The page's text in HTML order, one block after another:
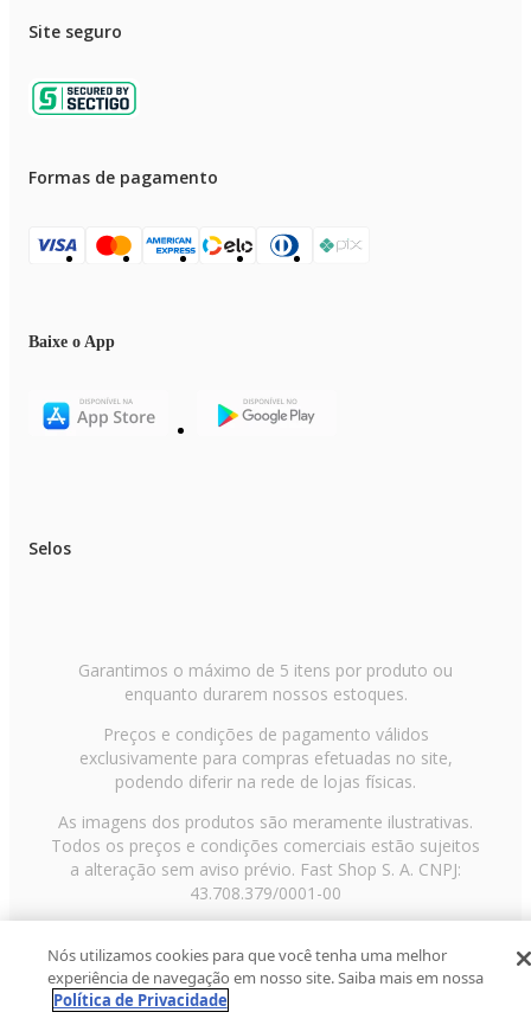
Site seguro
Formas de pagamento
Baixe o App
Selos
Garantimos o máximo de 5 itens por produto ou
enquanto durarem nossos estoques.
Preços e condições de pagamento válidos
exclusivamente para compras efetuadas no site,
podendo diferir na rede de lojas físicas.
As imagens dos produtos são meramente ilustrativas.
Todos os preços e condições comerciais estão sujeitos
a alteração sem aviso prévio. Fast Shop S. A. CNPJ:
43.708.379/0001-00
Paulo/SP, CEP 02029-001, Telefone: 11 3003-3728 ©
2013 Fast Shop - Todos os direitos reservadosRF
Nós utilizamos cookies para que você tenha uma melhor
experiência de navegação em nosso site. Saiba mais em nossa
Política de Privacidade